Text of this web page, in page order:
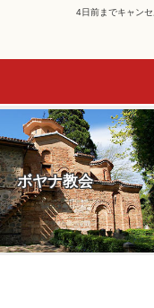
4日前までキャン
ボヤナ教会